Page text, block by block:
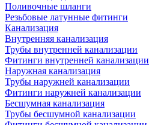
Поливочные шланги
Резьбовые латунные фитинги
Канализация
Внутренняя канализация
Трубы внутренней канализации
Фитинги внутренней канализации
Наружная канализация
Трубы наружней канализации
Фитинги наружней канализации
Бесшумная канализация
Трубы бесшумной канализации